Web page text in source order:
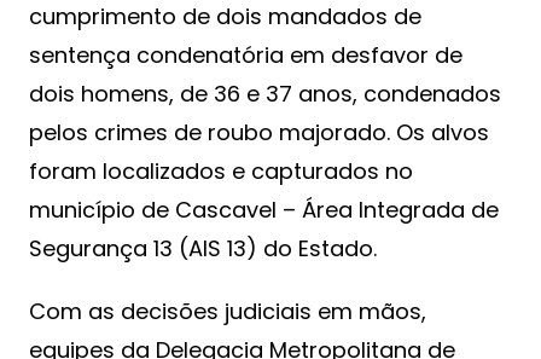
cumprimento de dois mandados de
sentença condenatória em desfavor de
dois homens, de 36 e 37 anos, condenados
pelos crimes de roubo majorado. Os alvos
foram localizados e capturados no
município de Cascavel – Área Integrada de
Segurança 13 (AIS 13) do Estado.
Com as decisões judiciais em mãos,
equipes da Delegacia Metropolitana de